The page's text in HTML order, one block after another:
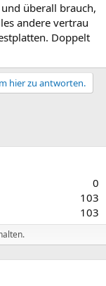
überall brauch,
andere vertrau
Doppelt
hier zu antworten.
0
103
103